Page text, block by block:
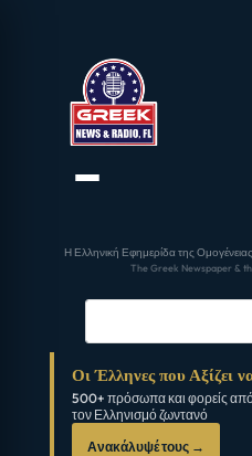
Η Ελληνική Εφημερίδα της
The Greek Newspaper &
Οι Έλληνες που Αξίζει
500+ πρόσωπα και φορείς
τον Ελληνισμό ζωντανό
Ανακάλυψέ τους →